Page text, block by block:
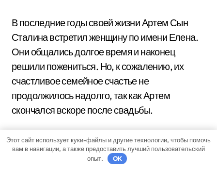
В последние годы своей жизни Артем Сын
Сталина встретил женщину по имени Елена.
Они общались долгое время и наконец
решили пожениться. Но, к сожалению, их
счастливое семейное счастье не
продолжилось надолго, так как Артем
скончался вскоре после свадьбы.
Браки
Дети
Надежда Александровна
Этот сайт использует куки-файлы и другие технологии, чтобы помочь
вам в навигации, а также предоставить лучший пользовательский
опыт.
OK